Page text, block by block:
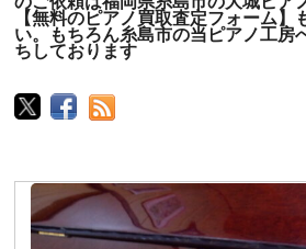
【無料のピアノ買取査定フォーム】
い。もちろん糸島市の当ピアノ工房
ちしております